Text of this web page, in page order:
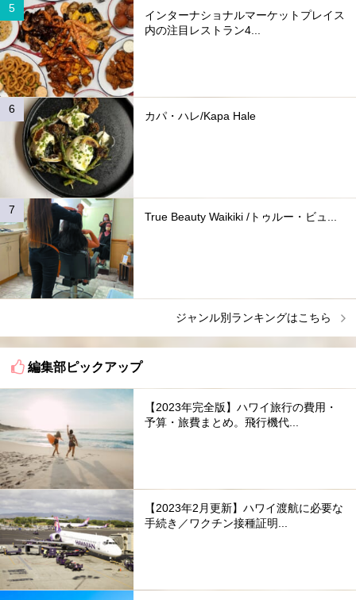
インターナショナルマーケットプレイス
内の注目レストラン4...
カパ・ハレ/Kapa Hale
True Beauty Waikiki /トゥルー・ビュ...
ジャンル別ランキングはこちら
編集部ピックアップ
【2023年完全版】ハワイ旅行の費用・
予算・旅費まとめ。飛行機代...
【2023年2月更新】ハワイ渡航に必要な
手続き／ワクチン接種証明...